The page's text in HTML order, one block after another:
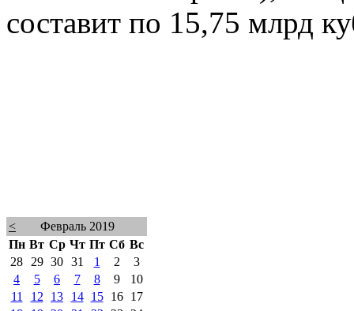
составит по 15,75 млрд
<
Февраль 2019
Пн Вт Ср Чт Пт Сб Вс
28
29 30 31 1 2
3
4
5 6 7 8 9
10
11
12 13 14 15 16
17